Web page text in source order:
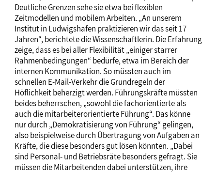
Deutliche Grenzen sehe sie etwa bei flexiblen
Zeitmodellen und mobilem Arbeiten. „An unserem
Institut in Ludwigshafen praktizieren wir das seit 17
Jahren“, berichtete die Wissenschaftlerin. Die Erfahrung
zeige, dass es bei aller Flexibilität „einiger starrer
Rahmenbedingungen“ bedürfe, etwa im Bereich der
internen Kommunikation. So müssten auch im
schnellen E-Mail-Verkehr die Grundregeln der
Höflichkeit beherzigt werden. Führungskräfte müssten
beides beherrschen, „sowohl die fachorientierte als
auch die mitarbeiterorientierte Führung“. Das könne
nur durch „Demokratisierung von Führung“ gelingen,
also beispielweise durch Übertragung von Aufgaben an
Kräfte, die diese besonders gut lösen könnten. „Dabei
sind Personal- und Betriebsräte besonders gefragt. Sie
müssen die Mitarbeitenden dabei unterstützen, ihre